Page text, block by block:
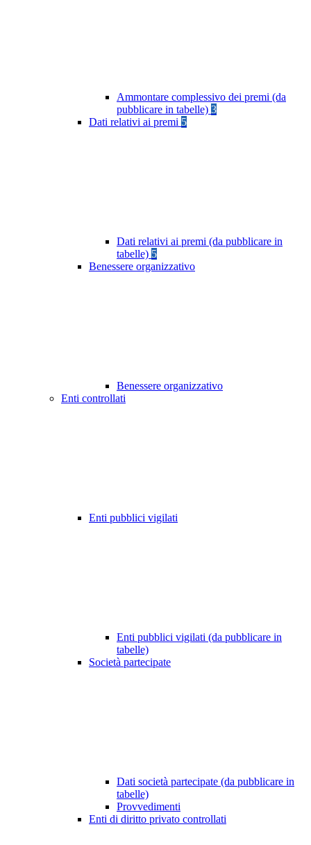
Ammontare complessivo dei premi (da
pubblicare in tabelle) 3
Dati relativi ai premi 5
Dati relativi ai premi (da pubblicare in
tabelle) 5
Benessere organizzativo
Benessere organizzativo
Enti controllati
Enti pubblici vigilati
Enti pubblici vigilati (da pubblicare in
tabelle)
Società partecipate
Dati società partecipate (da pubblicare in
tabelle)
Provvedimenti
Enti di diritto privato controllati